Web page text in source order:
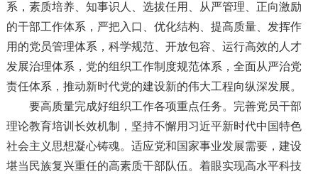
系，素质培养、知事识人、选拔任用、从严管理、正向激励
的干部工作体系，严把入口、优化结构、提高质量、发挥作
用的党员管理体系，科学规范、开放包容、运行高效的人才
发展治理体系，党的组织工作制度规范体系，全面从严治党
责任体系，推动新时代党的建设新的伟大工程向纵深发展。
要高质量完成好组织工作各项重点任务。完善党员干部
理论教育培训长效机制，坚持不懈用习近平新时代中国特色
社会主义思想凝心铸魂。适应党和国家事业发展需要，建设
堪当民族复兴重任的高素质干部队伍。着眼实现高水平科技